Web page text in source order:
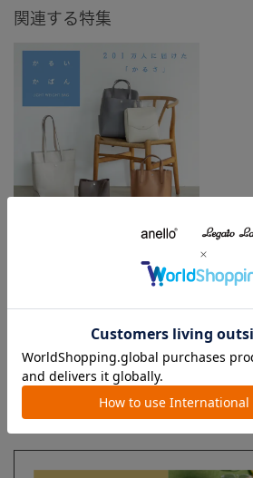
関連する特集
ブランド